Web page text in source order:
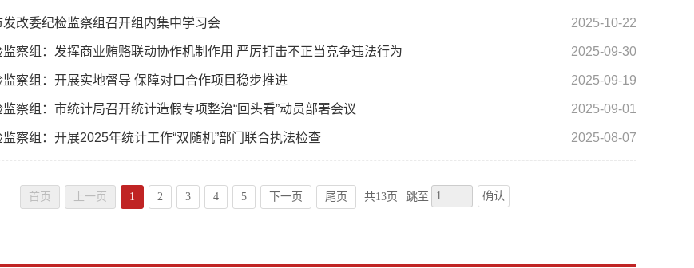
改委纪检监察组召开组内集中学习会 2025-10-22
察组：发挥商业贿赂联动协作机制作用 严厉打击不正当竞争违法行为 2025-09-30
察组：开展实地督导 保障对口合作项目稳步推进 2025-09-19
察组：市统计局召开统计造假专项整治“回头看”动员部署会议 2025-09-01
察组：开展2025年统计工作“双随机”部门联合执法检查 2025-08-07
首页 上一页 1 2 3 4 5 下一页 尾页 共13页 跳至 确认